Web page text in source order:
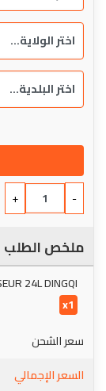
-
+
ملخص الطلب
24L DINGQI
x1
سعر الشحن
السعر الإجمالي